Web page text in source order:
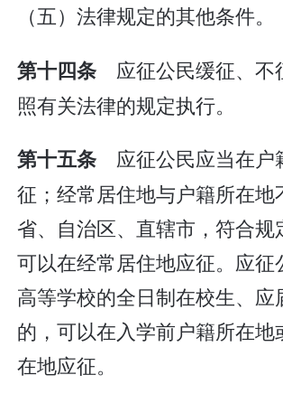
（五）法律规定的其他条件。
第十四条 应征公民缓征、不
照有关法律的规定执行。
第十五条 应征公民应当在户
征；经常居住地与户籍所在地
省、自治区、直辖市，符合规
可以在经常居住地应征。应征
高等学校的全日制在校生、应
的，可以在入学前户籍所在地
在地应征。